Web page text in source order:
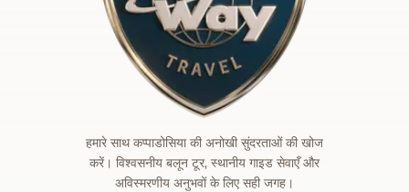
हमारे साथ कप्पाडोसिया की अनोखी सुंदरताओं की खोज
करें। विश्वसनीय बलून टूर, स्थानीय गाइड सेवाएँ और
अविस्मरणीय अनुभवों के लिए सही जगह।